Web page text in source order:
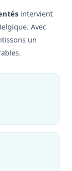
intervient
Avec
un